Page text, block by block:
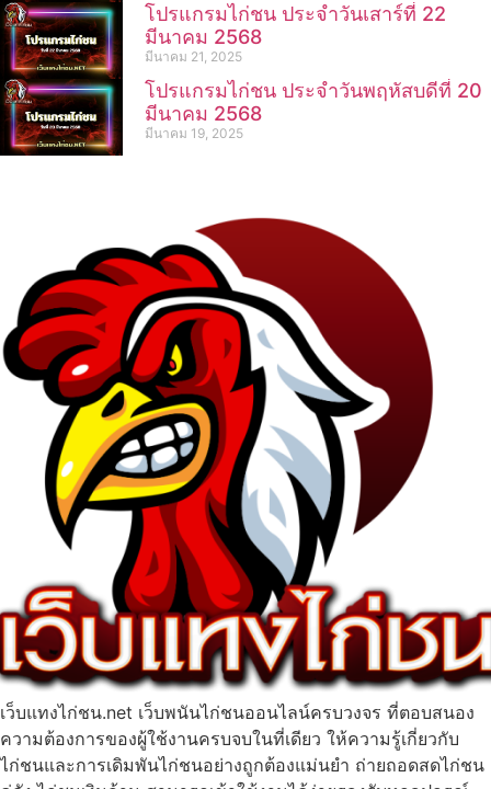
โปรแกรมไก่ชน ประจำวันเสาร์ที่ 22
มีนาคม 2568
มีนาคม 21, 2025
โปรแกรมไก่ชน ประจำวันพฤหัสบดีที่ 20
มีนาคม 2568
มีนาคม 19, 2025
เว็บแทงไก่ชน.net เว็บพนันไก่ชนออนไลน์ครบวงจร ที่ตอบสนอง
ความต้องการของผู้ใช้งานครบจบในที่เดียว ให้ความรู้เกี่ยวกับ
ไก่ชนและการเดิมพันไก่ชนอย่างถูกต้องแม่นยำ ถ่ายถอดสดไก่ชน